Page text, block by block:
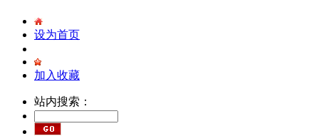
设为首页
加入收藏
站内搜索：